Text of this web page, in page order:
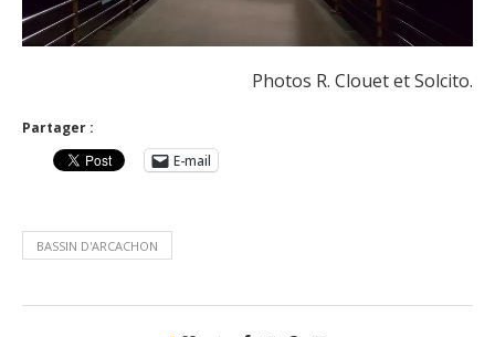
Photos R. Clouet et Solcito.
Partager :
E-mail
BASSIN D'ARCACHON